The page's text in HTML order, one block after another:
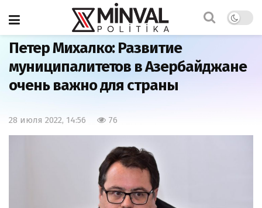
Главная Общество
Петер Михалко: Развитие
муниципалитетов в Азербайджане
очень важно для страны
28 июля 2022, 14:56 76